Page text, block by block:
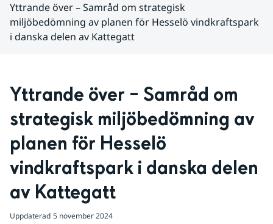
Yttrande över – Samråd om strategisk
miljöbedömning av planen för Hesselö vindkraftspark
i danska delen av Kattegatt
Yttrande över – Samråd om
strategisk miljöbedömning av
planen för Hesselö
vindkraftspark i danska delen
av Kattegatt
Uppdaterad 5 november 2024